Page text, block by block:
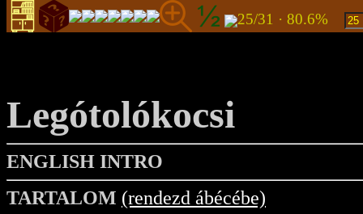
25/31 · 80.6%
Legótolókocsi
ENGLISH INTRO
TARTALOM (rendezd ábécébe)